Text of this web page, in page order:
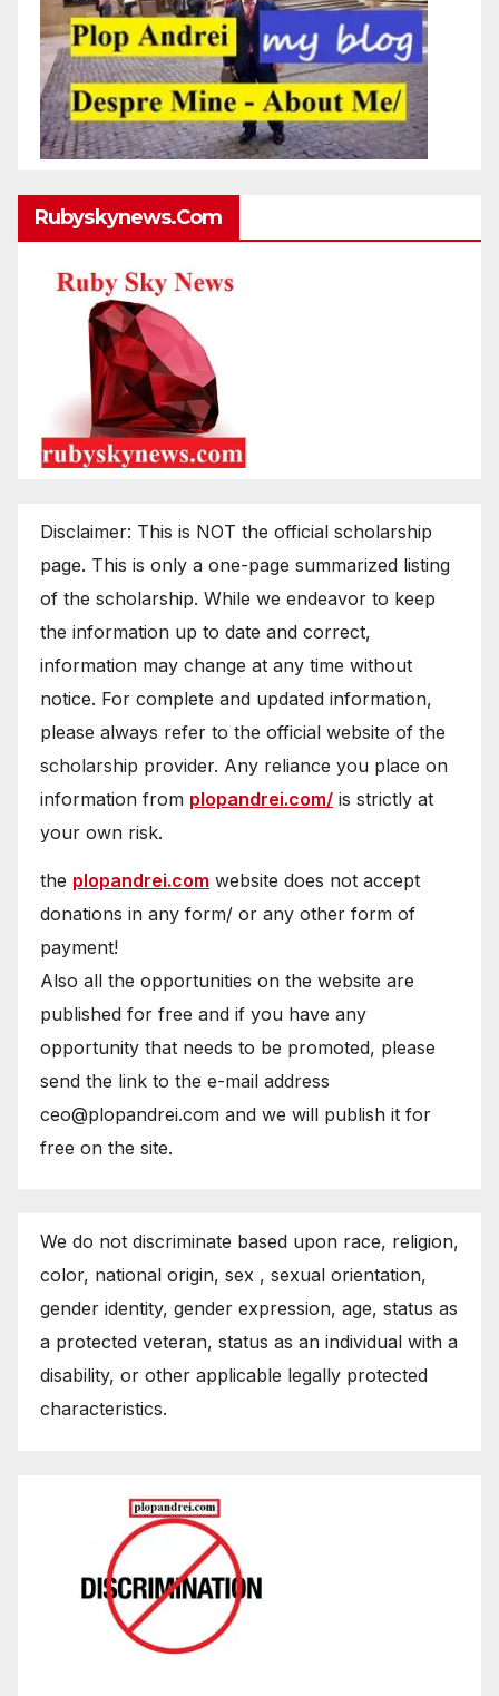
Rubyskynews.com
Disclaimer: This is NOT the official scholarship
page. This is only a one-page summarized listing
of the scholarship. While we endeavor to keep
the information up to date and correct,
information may change at any time without
notice. For complete and updated information,
please always refer to the official website of the
scholarship provider. Any reliance you place on
information from plopandrei.com/ is strictly at
your own risk.
the plopandrei.com website does not accept
donations in any form/ or any other form of
payment!
Also all the opportunities on the website are
published for free and if you have any
opportunity that needs to be promoted, please
send the link to the e-mail address
ceo@plopandrei.com and we will publish it for
free on the site.
We do not discriminate based upon race, religion,
color, national origin, sex , sexual orientation,
gender identity, gender expression, age, status as
a protected veteran, status as an individual with a
disability, or other applicable legally protected
characteristics.